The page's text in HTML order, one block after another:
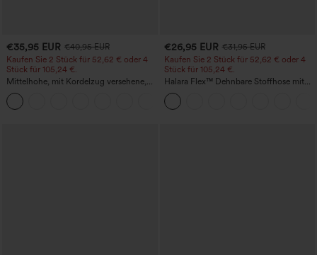
€35,95 EUR €40,95 EUR
Kaufen Sie 2 Stück für 52,62 € oder 4
Stück für 105,24 €.
Mittelhohe, mit Kordelzug versehene,
schnelltrocknende Golfhose mit schmal
zulaufendem Schnitt, abgerundetem
Saum und Taschen – UPF 40+
€26,95 EUR €31,95 EUR
Kaufen Sie 2 Stück für 52,62 € oder 4
Stück für 105,24 €.
Halara Flex™ Dehnbare Stoffhose mit
hohem Bund, Waffelmuster,
Seitentaschen und weitem Bein